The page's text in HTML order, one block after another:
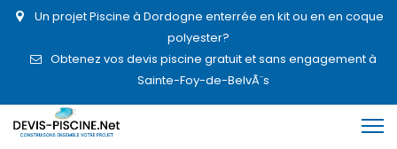
Un projet Piscine à Dordogne enterrée en kit ou en en coque
polyester?
Obtenez vos devis piscine gratuit et sans engagement à
Sainte-Foy-de-BelvÃ¨s